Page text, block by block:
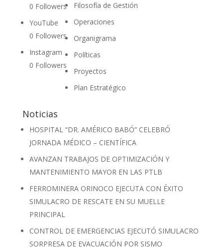
0 Followers
YouTube
0 Followers
Instagram
0 Followers
Filosofía de Gestión
Operaciones
Organigrama
Políticas
Proyectos
Plan Estratégico
Noticias
HOSPITAL “DR. AMÉRICO BABÓ” CELEBRÓ
JORNADA MÉDICO – CIENTÍFICA
AVANZAN TRABAJOS DE OPTIMIZACIÓN Y
MANTENIMIENTO MAYOR EN LAS PTLB
FERROMINERA ORINOCO EJECUTA CON ÉXITO
SIMULACRO DE RESCATE EN SU MUELLE
PRINCIPAL
CONTROL DE EMERGENCIAS EJECUTÓ SIMULACRO
SORPRESA DE EVACUACIÓN POR SISMO